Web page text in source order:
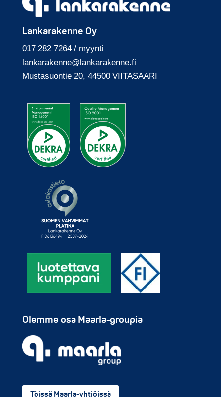
Lankarakenne Oy
017 282 7264 / myynti
lankarakenne@lankarakenne.fi
Mustasuontie 20, 44500 VIITASAARI
Olemme osa Maarla-groupia
Töissä Maarla-yhtiöissä